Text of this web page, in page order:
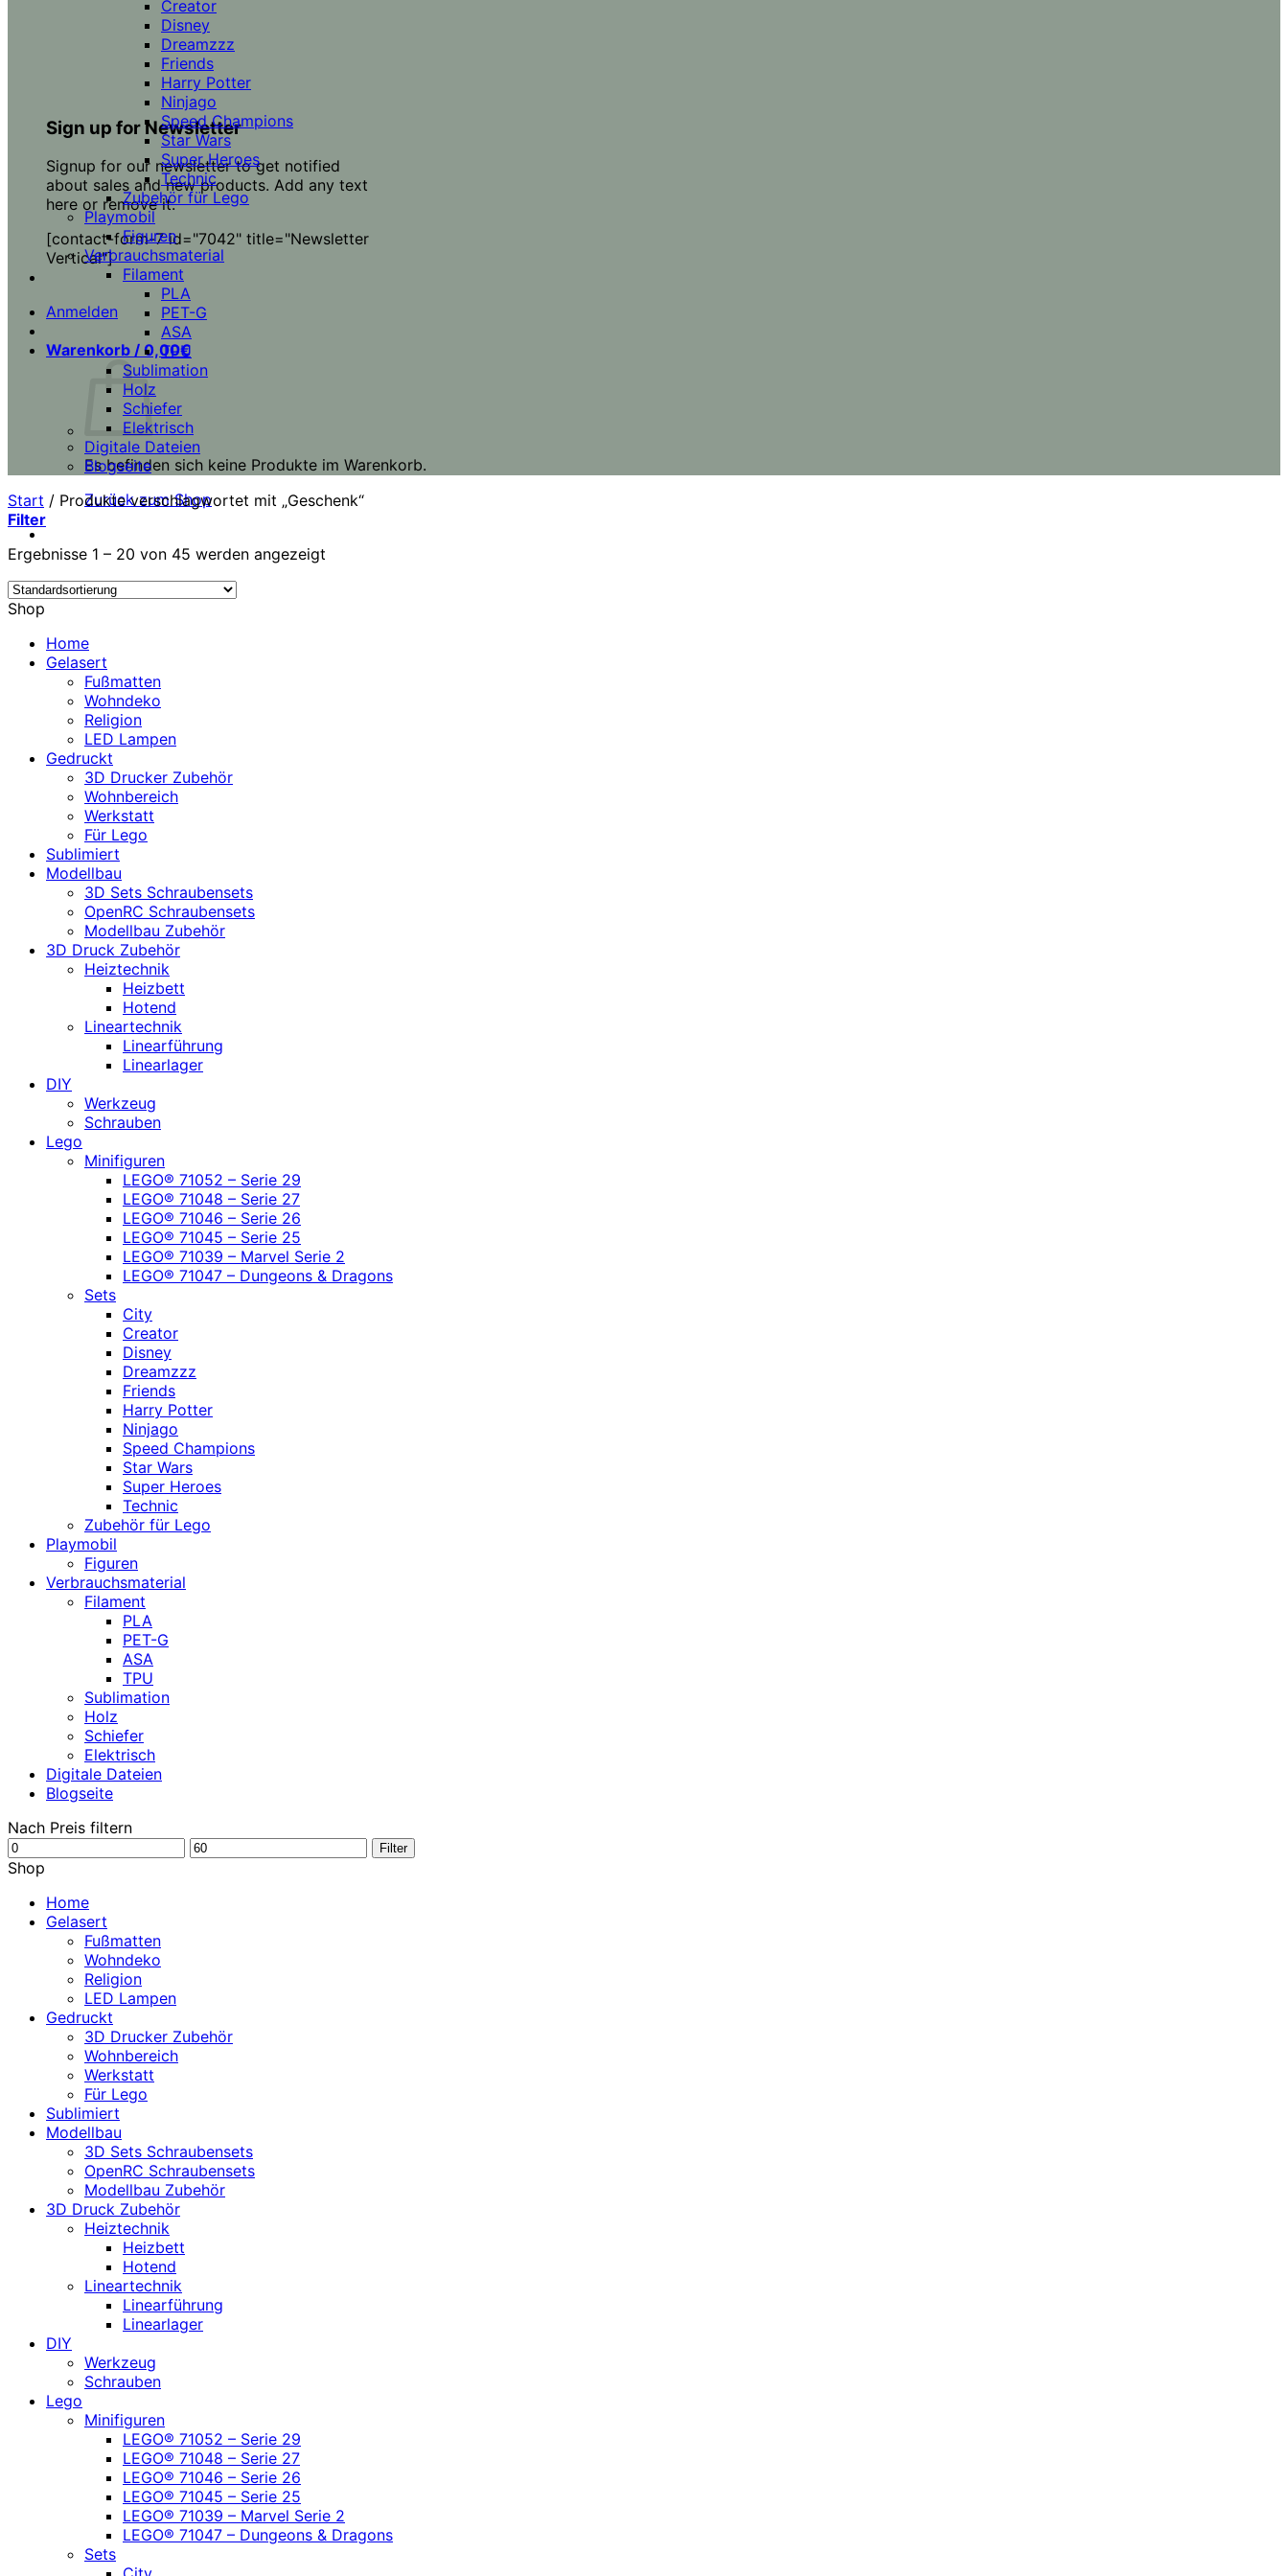
Sign up for Newsletter
Signup for our newsletter to get notified
about sales and new products. Add any text
here or remove it.
[contact-form-7 id="7042" title="Newsletter
Vertical"]
Anmelden
Warenkorb / 0,00€
Es befinden sich keine Produkte im Warenkorb.
Zurück zum Shop
Creator
Disney
Dreamzzz
Friends
Harry Potter
Ninjago
Speed Champions
Star Wars
Super Heroes
Technic
Zubehör für Lego
Playmobil
Figuren
Verbrauchsmaterial
Filament
PLA
PET-G
ASA
TPU
Sublimation
Holz
Schiefer
Elektrisch
Digitale Dateien
Blogseite
Start / Produkte verschlagwortet mit „Geschenk“
Filter
Ergebnisse 1 – 20 von 45 werden angezeigt
Shop
Home
Gelasert
Fußmatten
Wohndeko
Religion
LED Lampen
Gedruckt
3D Drucker Zubehör
Wohnbereich
Werkstatt
Für Lego
Sublimiert
Modellbau
3D Sets Schraubensets
OpenRC Schraubensets
Modellbau Zubehör
3D Druck Zubehör
Heiztechnik
Heizbett
Hotend
Lineartechnik
Linearführung
Linearlager
DIY
Werkzeug
Schrauben
Lego
Minifiguren
LEGO® 71052 – Serie 29
LEGO® 71048 – Serie 27
LEGO® 71046 – Serie 26
LEGO® 71045 – Serie 25
LEGO® 71039 – Marvel Serie 2
LEGO® 71047 – Dungeons & Dragons
Sets
City
Creator
Disney
Dreamzzz
Friends
Harry Potter
Ninjago
Speed Champions
Star Wars
Super Heroes
Technic
Zubehör für Lego
Playmobil
Figuren
Verbrauchsmaterial
Filament
PLA
PET-G
ASA
TPU
Sublimation
Holz
Schiefer
Elektrisch
Digitale Dateien
Blogseite
Nach Preis filtern
Min.
Preis
Max.
Filter
Shop
Home
Gelasert
Fußmatten
Wohndeko
Religion
LED Lampen
Gedruckt
3D Drucker Zubehör
Wohnbereich
Werkstatt
Für Lego
Sublimiert
Modellbau
3D Sets Schraubensets
OpenRC Schraubensets
Modellbau Zubehör
3D Druck Zubehör
Heiztechnik
Heizbett
Hotend
Lineartechnik
Linearführung
Linearlager
DIY
Werkzeug
Schrauben
Lego
Minifiguren
LEGO® 71052 – Serie 29
LEGO® 71048 – Serie 27
LEGO® 71046 – Serie 26
LEGO® 71045 – Serie 25
LEGO® 71039 – Marvel Serie 2
LEGO® 71047 – Dungeons & Dragons
Sets